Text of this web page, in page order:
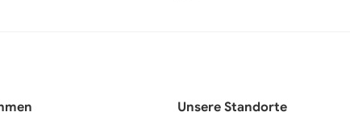
Unsere Standorte